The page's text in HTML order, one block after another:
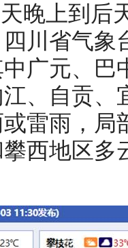
晚上到后
川省气
广元、
、自贡、
雷雨，局
西地区多